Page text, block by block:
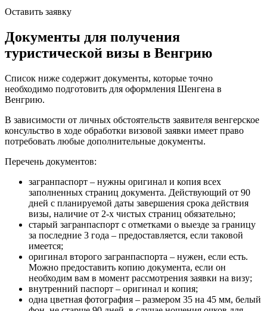
Оставить заявку
Документы для получения
туристической визы в Венгрию
Список ниже содержит документы, которые точно
необходимо подготовить для оформления Шенгена в
Венгрию.
В зависимости от личных обстоятельств заявителя венгерское
консульство в ходе обработки визовой заявки имеет право
потребовать любые дополнительные документы.
Перечень документов:
загранпаспорт – нужны оригинал и копия всех
заполненных страниц документа. Действующий от 90
дней с планируемой даты завершения срока действия
визы, наличие от 2-х чистых страниц обязательно;
старый загранпаспорт с отметками о выезде за границу
за последние 3 года – предоставляется, если таковой
имеется;
оригинал второго загранпаспорта – нужен, если есть.
Можно предоставить копию документа, если он
необходим вам в момент рассмотрения заявки на визу;
внутренний паспорт – оригинал и копия;
одна цветная фотография – размером 35 на 45 мм, белый